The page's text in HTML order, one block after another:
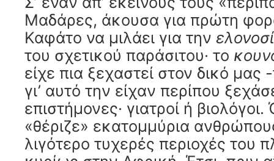
Μαδάρες, άκουσα για πρώτη
Καφάτο να μιλάει για την
του σχετικού παράσιτου· το
είχε πια ξεχαστεί στον δικό μας
γι’ αυτό την είχαν περίπου
επιστήμονες· γιατροί ή
«θέριζε» εκατομμύρια
λιγότερο τυχερές περιοχές του